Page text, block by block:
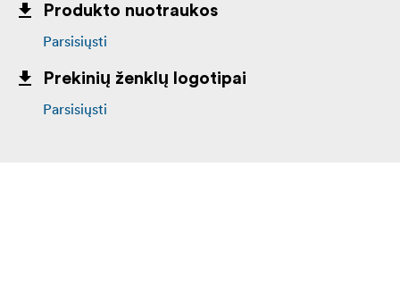
Produkto nuotraukos
Parsisiųsti
Prekinių ženklų logotipai
Parsisiųsti